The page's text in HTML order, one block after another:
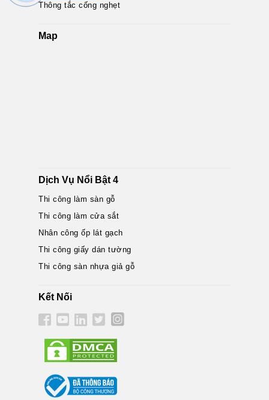
Thông tắc cống nghẹt
Map
Dịch Vụ Nổi Bật 4
Thi công làm sàn gỗ
Thi công làm cửa sắt
Nhân công ốp lát gạch
Thi công giấy dán tường
Thi công sàn nhựa giả gỗ
Kết Nối